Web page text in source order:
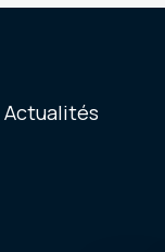
Actualités